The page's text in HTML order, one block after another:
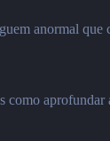
anormal que